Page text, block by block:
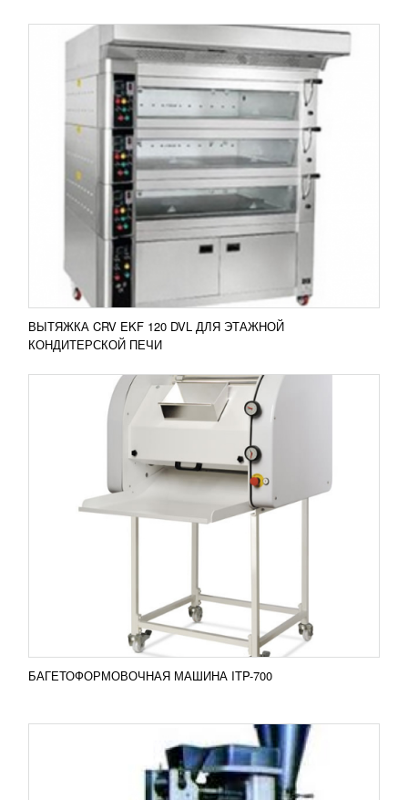
ВЫТЯЖКА CRV EKF 120 DVL ДЛЯ ЭТАЖНОЙ
КОНДИТЕРСКОЙ ПЕЧИ
БАГЕТОФОРМОВОЧНАЯ МАШИНА ITP-700
381 660RUB
Багетоформовочная машина ITP-700
Багетоформовочная машина ITP 700
используется для создания заготовок французских
багетов и прочих изделий из...
ПОДРОБНЕЕ
Добавить в сравнение
БАГЕТОФОРМОВОЧНАЯ МАШИНА ITP-700
ПЕЛЬМЕННЫЙ АППАРАТ JGL-135-5В
132 054RUB